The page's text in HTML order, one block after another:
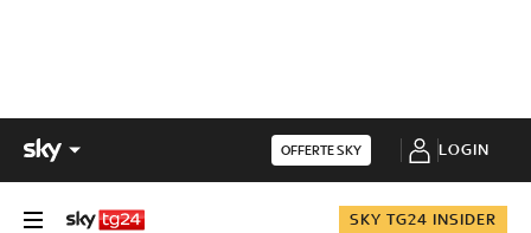
OFFERTE SKY LOGIN
SKY TG24 INSIDER